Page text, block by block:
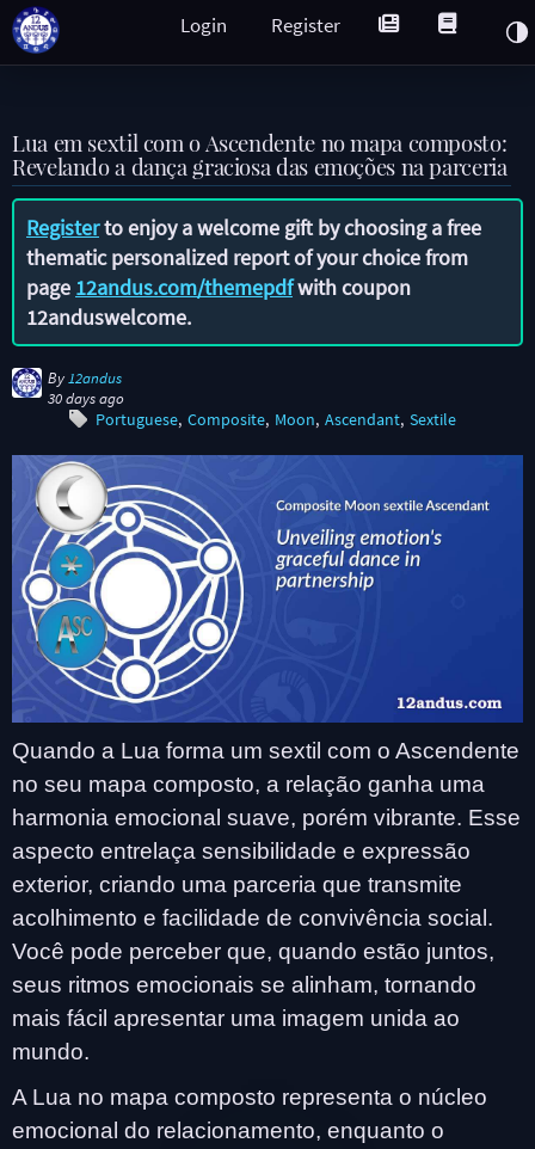
Register
Login
Lua em sextil com o Ascendente no mapa composto:
Revelando a dança graciosa das emoções na parceria
Registerto enjoy a welcome gift by choosing a free
thematic personalized report of your choice from
page 12andus.com/themepdfwith coupon
12anduswelcome.
By 12andus
30 days ago
Portuguese Composite Moon Ascendant Sextile
Quando a Lua forma um sextil com o Ascendente
no seu mapa composto, a relação ganha uma
harmonia emocional suave, porém vibrante. Esse
aspecto entrelaça sensibilidade e expressão
exterior, criando uma parceria que transmite
acolhimento e facilidade de convivência social.
Você pode perceber que, quando estão juntos,
seus ritmos emocionais se alinham, tornando
mais fácil apresentar uma imagem unida ao
mundo.
A Lua no mapa composto representa o núcleo
emocional do relacionamento, enquanto o